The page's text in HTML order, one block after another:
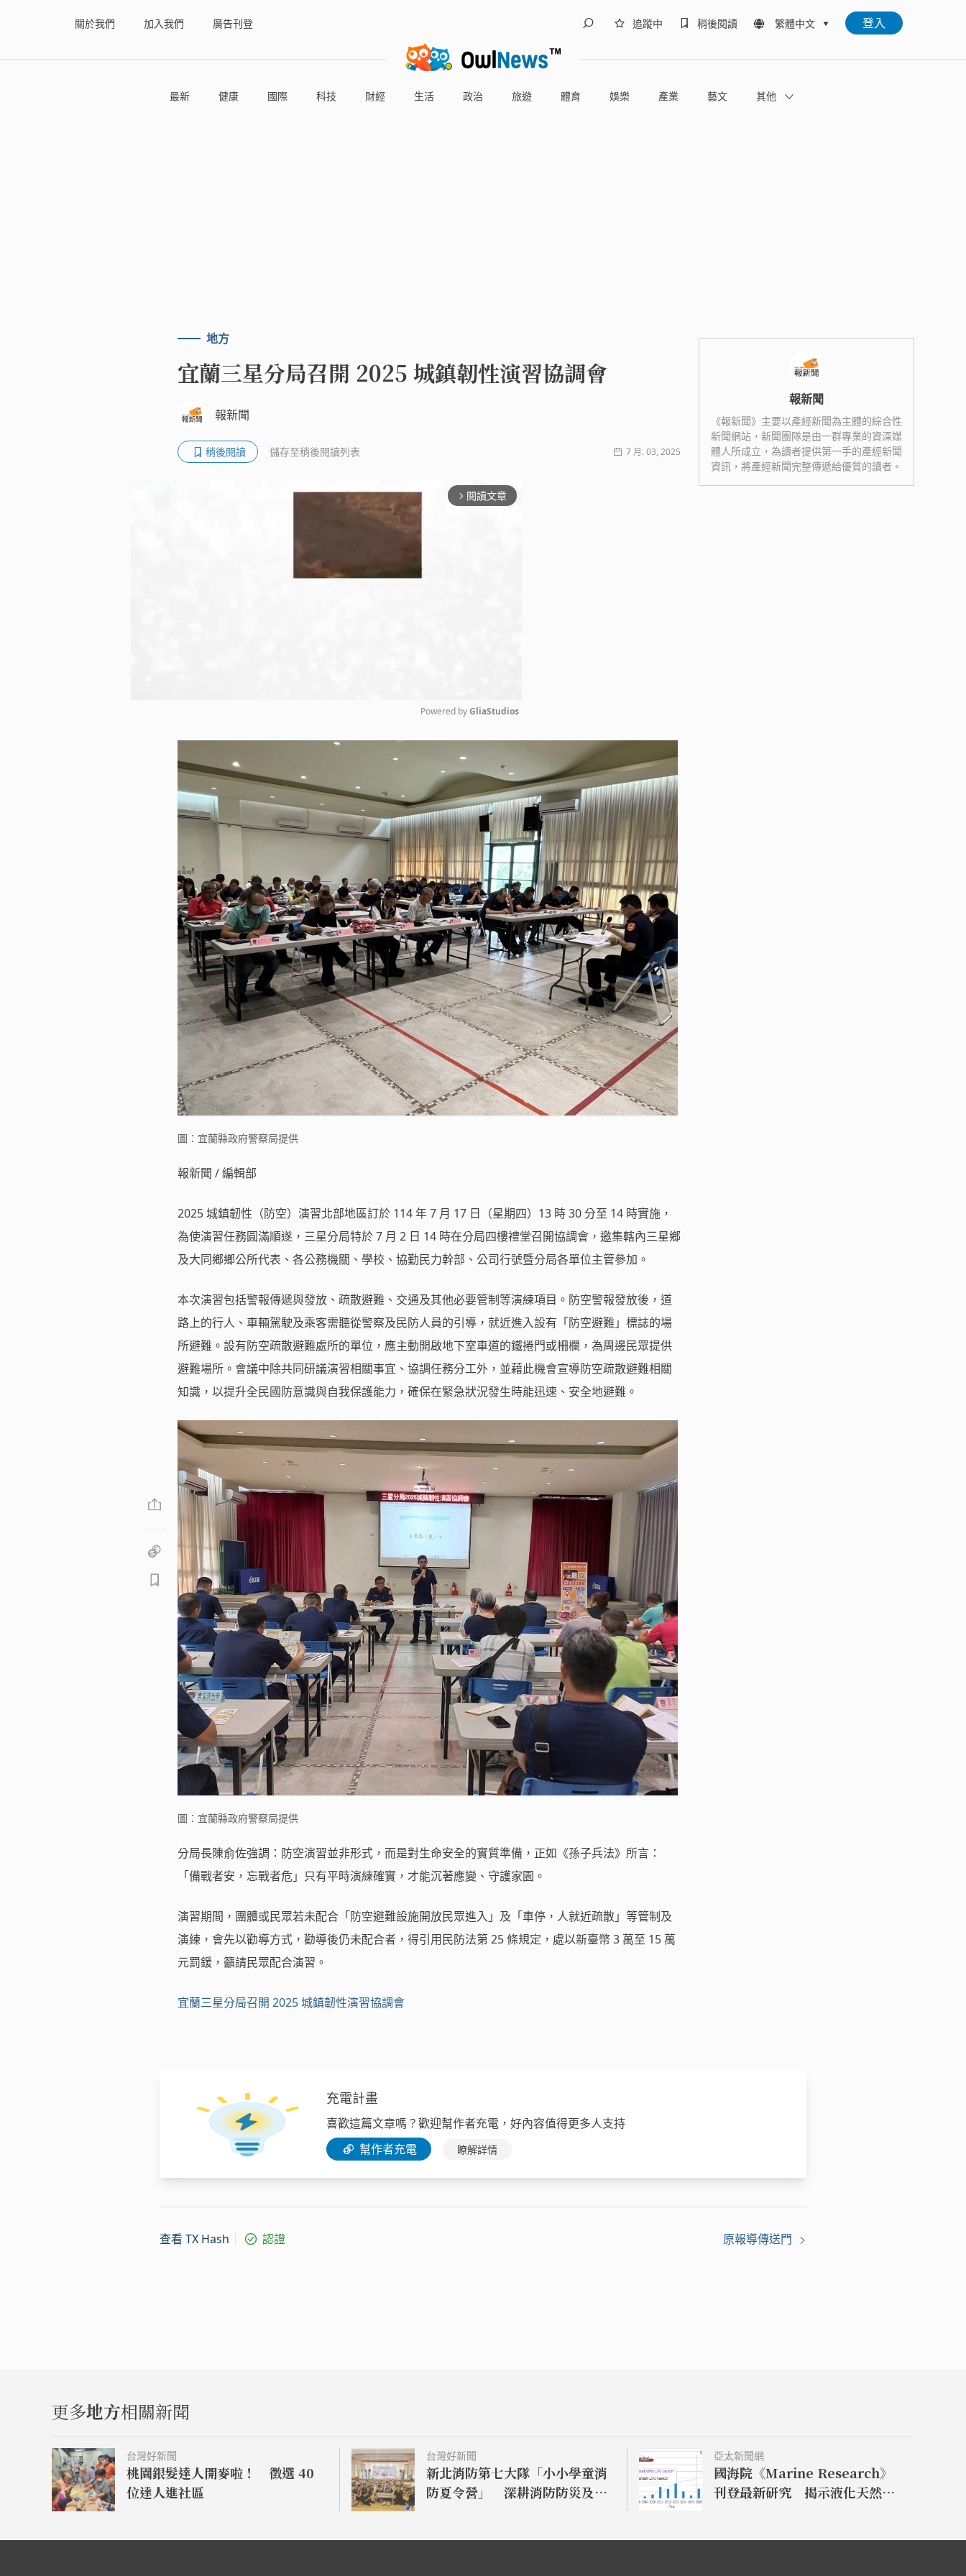
關於我們 加入我們 廣告刊登 追蹤中 稍後閱讀 繁體中文 登入
最新 健康 國際 科技 財經 生活 政治 旅遊 體育 娛樂 產業 藝文 其他
地方
宜蘭三星分局召開 2025 城鎮韌性演習協調會
報新聞
稍後閱讀 儲存至稍後閱讀列表 7 月. 03, 2025
arrow_forward_ios 閱讀文章
Mute
Powered by GliaStudios
圖：宜蘭縣政府警察局提供
報新聞 / 編輯部
2025 城鎮韌性（防空）演習北部地區訂於 114 年 7 月 17 日（星期四）13 時 30 分至 14 時實施，
為使演習任務圓滿順遂，三星分局特於 7 月 2 日 14 時在分局四樓禮堂召開協調會，邀集轄內三星鄉
及大同鄉鄉公所代表、各公務機關、學校、協勤民力幹部、公司行號暨分局各單位主管參加。
本次演習包括警報傳遞與發放、疏散避難、交通及其他必要管制等演練項目。防空警報發放後，道
路上的行人、車輛駕駛及乘客需聽從警察及民防人員的引導，就近進入設有「防空避難」標誌的場
所避難。設有防空疏散避難處所的單位，應主動開啟地下室車道的鐵捲門或柵欄，為周邊民眾提供
避難場所。會議中除共同研議演習相關事宜、協調任務分工外，並藉此機會宣導防空疏散避難相關
知識，以提升全民國防意識與自我保護能力，確保在緊急狀況發生時能迅速、安全地避難。
圖：宜蘭縣政府警察局提供
分局長陳俞佐強調：防空演習並非形式，而是對生命安全的實質準備，正如《孫子兵法》所言：
「備戰者安，忘戰者危」只有平時演練確實，才能沉著應變、守護家園。
演習期間，團體或民眾若未配合「防空避難設施開放民眾進入」及「車停，人就近疏散」等管制及
演練，會先以勸導方式，勸導後仍未配合者，得引用民防法第 25 條規定，處以新臺幣 3 萬至 15 萬
元罰鍰，籲請民眾配合演習。
宜蘭三星分局召開 2025 城鎮韌性演習協調會
報新聞
《報新聞》主要以產經新聞為主體的綜合性
新聞網站，新聞團隊是由一群專業的資深媒
體人所成立，為讀者提供第一手的產經新聞
資訊，將產經新聞完整傳遞給優質的讀者。
充電計畫
喜歡這篇文章嗎？歡迎幫作者充電，好內容值得更多人支持
幫作者充電
瞭解詳情
查看 TX Hash 認證 原報導傳送門
更多地方相關新聞
台灣好新聞
桃園銀髮達人開麥啦！ 徵選 40
位達人進社區
台灣好新聞
新北消防第七大隊「小小學童消
防夏令營」 深耕消防防災及自
亞太新聞網
國海院《Marine Research》
刊登最新研究 揭示液化天然氣